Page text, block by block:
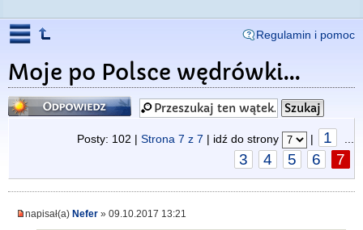
Regulamin i pomoc
Moje po Polsce wędrówki...
Odpowiedz
Posty: 102 | Strona 7 z 7 | idź do strony | 1
3 4 5 6 7
napisał(a) Nefer » 09.10.2017 13:21